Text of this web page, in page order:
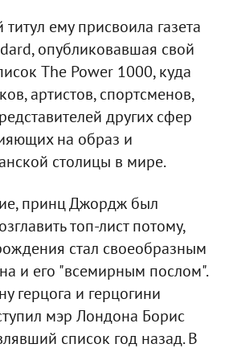
ему присвоила газета
опубликовавшая свой
The Power 1000, куда
артистов, спортсменов,
других сфер
на образ и
столицы в мире.
принц Джордж был
топ-лист потому,
стал своеобразным
и его "всемирным послом".
герцога и герцогини
мэр Лондона Борис
список год назад. В